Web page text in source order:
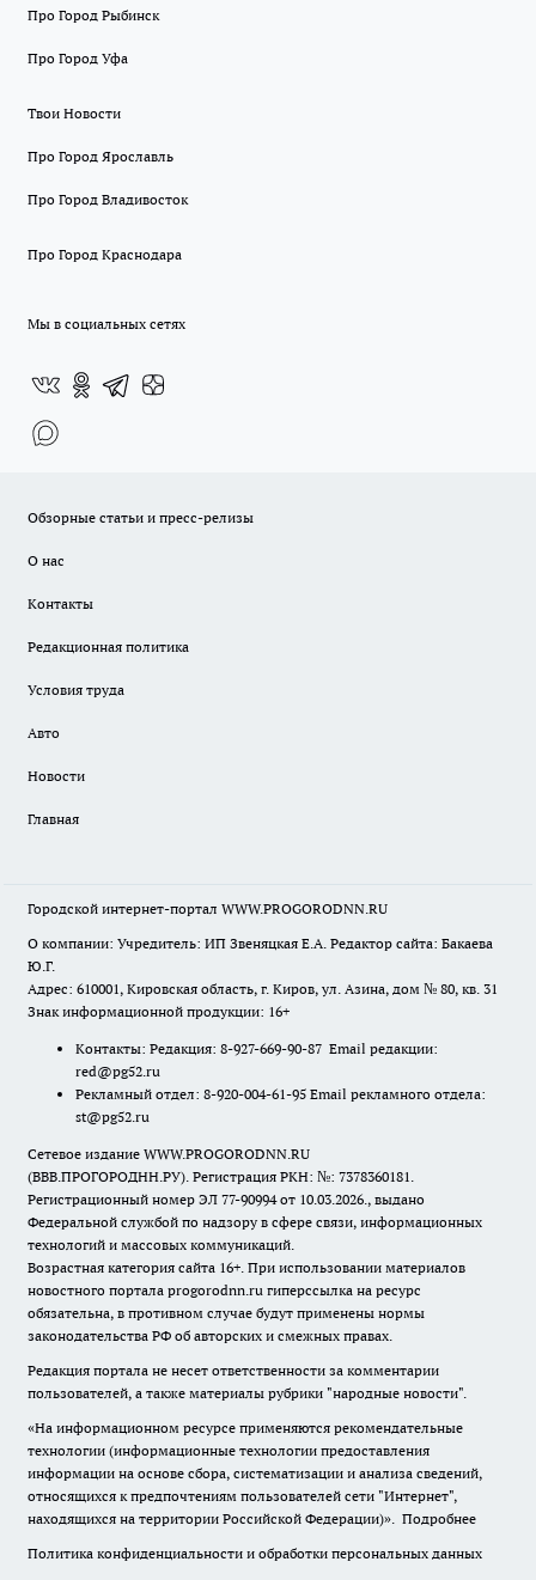
Про Город Рыбинск
Про Город Уфа
Твои Новости
Про Город Ярославль
Про Город Владивосток
Про Город Краснодара
Мы в социальных сетях
Обзорные статьи и пресс-релизы
О нас
Контакты
Редакционная политика
Условия труда
Авто
Новости
Главная
Городской интернет-портал WWW.PROGORODNN.RU
О компании: Учредитель: ИП Звеняцкая Е.А. Редактор сайта: Бакаева
Ю.Г.
Адрес: 610001, Кировская область, г. Киров, ул. Азина, дом № 80, кв. 31
Знак информационной продукции: 16+
Контакты: Редакция: 8-927-669-90-87 Email редакции:
red@pg52.ru
Рекламный отдел: 8-920-004-61-95 Email рекламного отдела:
st@pg52.ru
Сетевое издание WWW.PROGORODNN.RU
(ВВВ.ПРОГОРОДНН.РУ). Регистрация РКН: №: 7378360181.
Регистрационный номер ЭЛ 77-90994 от 10.03.2026., выдано
Федеральной службой по надзору в сфере связи, информационных
технологий и массовых коммуникаций.
Возрастная категория сайта 16+. При использовании материалов
новостного портала progorodnn.ru гиперссылка на ресурс
обязательна, в противном случае будут применены нормы
законодательства РФ об авторских и смежных правах.
Редакция портала не несет ответственности за комментарии
пользователей, а также материалы рубрики "народные новости".
«На информационном ресурсе применяются рекомендательные
технологии (информационные технологии предоставления
информации на основе сбора, систематизации и анализа сведений,
относящихся к предпочтениям пользователей сети "Интернет",
находящихся на территории Российской Федерации)». Подробнее
Политика конфиденциальности и обработки персональных данных